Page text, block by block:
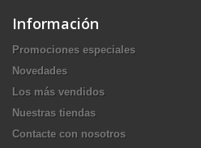
Información
Promociones especiales
Novedades
Los más vendidos
Nuestras tiendas
Contacte con nosotros